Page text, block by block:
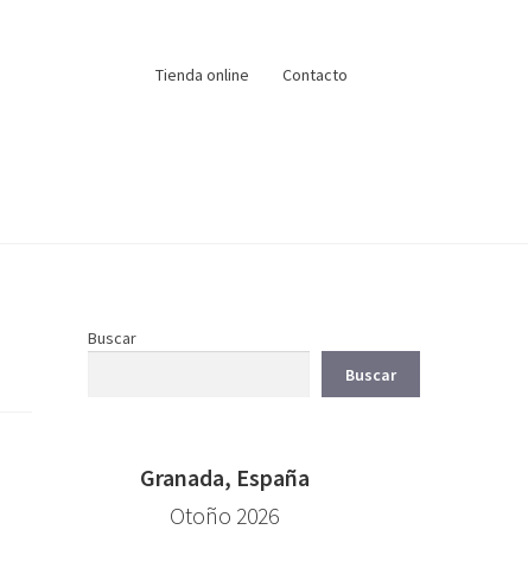
Tienda online Contacto
Buscar
Buscar
Granada, España
Otoño 2026